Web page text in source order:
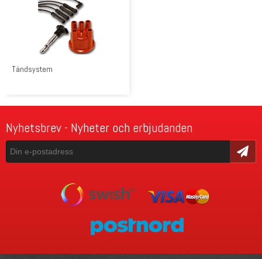
Tändsystem
Nyhetsbrev - Nyheter och erbjudanden
Skicka